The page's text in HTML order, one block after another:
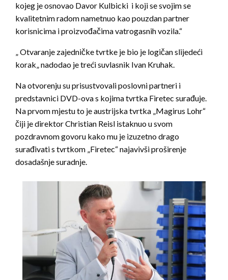
kojeg je osnovao Davor Kulbicki i koji se svojim se
kvalitetnim radom nametnuo kao pouzdan partner
korisnicima i proizvođačima vatrogasnih vozila.“
„ Otvaranje zajedničke tvrtke je bio je logičan slijedeći
korak„ nadodao je treći suvlasnik Ivan Kruhak.
Na otvorenju su prisustvovali poslovni partneri i
predstavnici DVD-ova s kojima tvrtka Firetec surađuje.
Na prvom mjestu to je austrijska tvrtka „Magirus Lohr“
čiji je direktor Christian Reisl istaknuo u svom
pozdravnom govoru kako mu je izuzetno drago
surađivati s tvrtkom „Firetec“ najavivši proširenje
dosadašnje suradnje.